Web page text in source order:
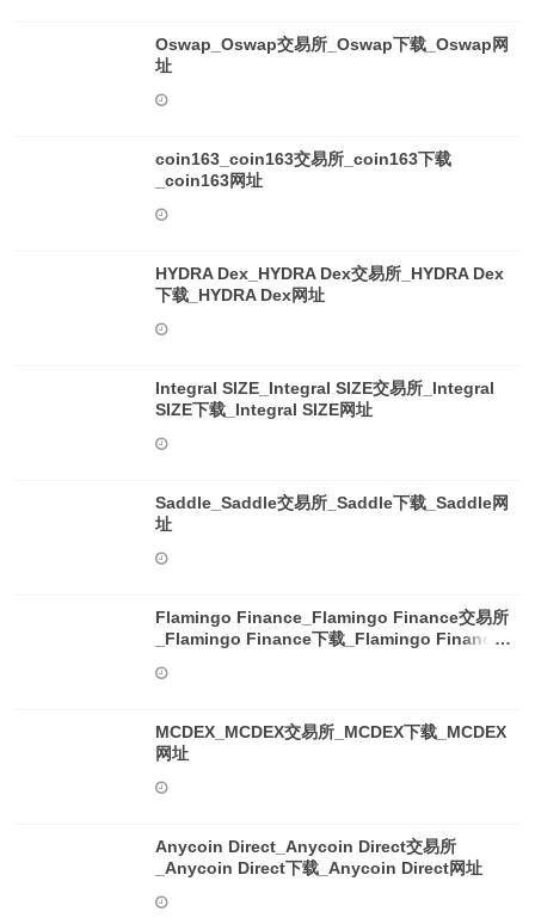
Oswap_Oswap交易所_Oswap下载_Oswap网
址
coin163_coin163交易所_coin163下载
_coin163网址
HYDRA Dex_HYDRA Dex交易所_HYDRA Dex
下载_HYDRA Dex网址
Integral SIZE_Integral SIZE交易所_Integral
SIZE下载_Integral SIZE网址
Saddle_Saddle交易所_Saddle下载_Saddle网
址
Flamingo Finance_Flamingo Finance交易所
_Flamingo Finance下载_Flamingo Finance
MCDEX_MCDEX交易所_MCDEX下载_MCDEX
网址
Anycoin Direct_Anycoin Direct交易所
_Anycoin Direct下载_Anycoin Direct网址